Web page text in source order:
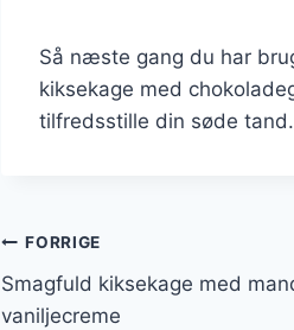
Så næste gang du har
kiksekage med
tilfredsstille din søde tand.
Indlægsnavigation
FORRIGE
Smagfuld kiksekage med
vaniljecreme